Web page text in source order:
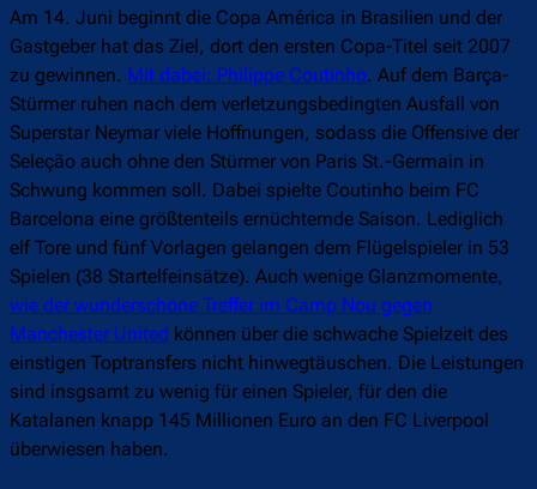
Am 14. Juni beginnt die Copa América in Brasilien und der
Gastgeber hat das Ziel, dort den ersten Copa-Titel seit 2007
zu gewinnen. Mit dabei: Philippe Coutinho. Auf dem Barça-
Stürmer ruhen nach dem verletzungsbedingten Ausfall von
Superstar Neymar viele Hoffnungen, sodass die Offensive der
Seleção auch ohne den Stürmer von Paris St.-Germain in
Schwung kommen soll. Dabei spielte Coutinho beim FC
Barcelona eine größtenteils ernüchternde Saison. Lediglich
elf Tore und fünf Vorlagen gelangen dem Flügelspieler in 53
Spielen (38 Startelfeinsätze). Auch wenige Glanzmomente,
wie der wunderschöne Treffer im Camp Nou gegen
Manchester United können über die schwache Spielzeit des
einstigen Toptransfers nicht hinwegtäuschen. Die Leistungen
sind insgsamt zu wenig für einen Spieler, für den die
Katalanen knapp 145 Millionen Euro an den FC Liverpool
überwiesen haben.